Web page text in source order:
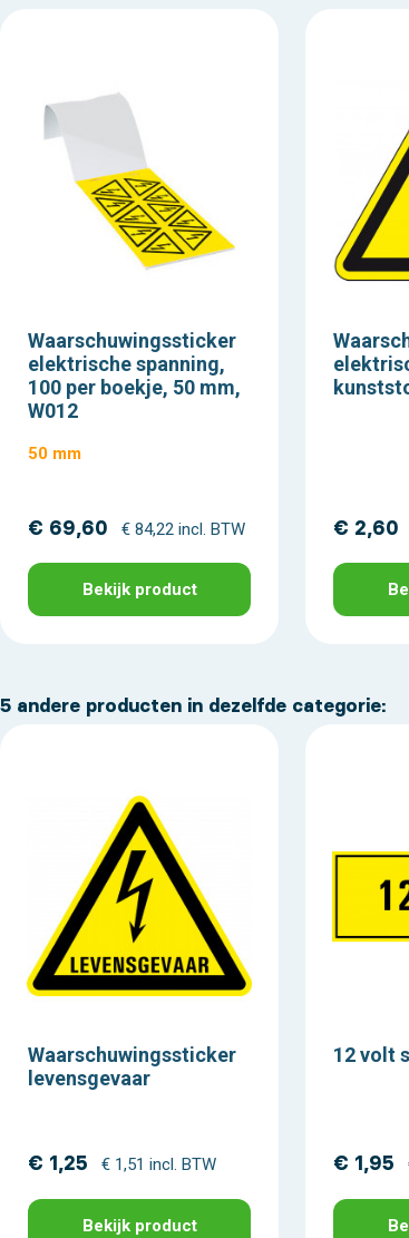
Waarschuwingssticker
elektrische spanning,
100 per boekje, 50 mm,
W012
50 mm
€ 69,60 € 84,22 incl. BTW
Bekijk product
€ 2,60
5 andere producten in dezelfde categorie:
Waarschuwingssticker
levensgevaar
€ 1,25 € 1,51 incl. BTW
Bekijk product
12 volt
€ 1,95